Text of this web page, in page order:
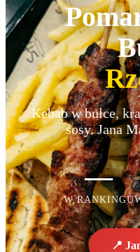
Kebab w bułce,
sosy. Jana
—
W RANKINGU
📍